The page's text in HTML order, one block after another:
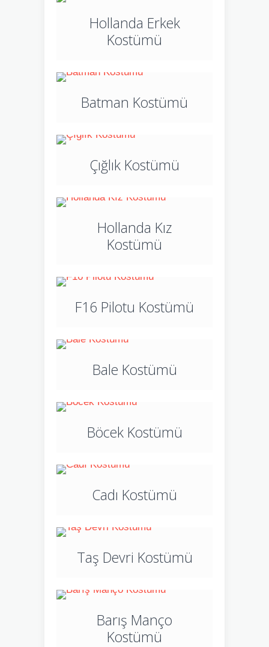
Hollanda Erkek
Kostümü
Batman Kostümü
Çığlık Kostümü
Hollanda Kız
Kostümü
F16 Pilotu Kostümü
Bale Kostümü
Böcek Kostümü
Cadı Kostümü
Taş Devri Kostümü
Barış Manço
Kostümü